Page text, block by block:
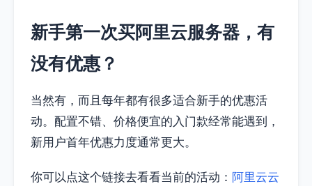
新手第一次买阿里云服务器，有
没有优惠？
当然有，而且每年都有很多适合新手的优惠活
动。配置不错、价格便宜的入门款经常能遇到，
新用户首年优惠力度通常更大。
你可以点这个链接去看看当前的活动： 阿里云云